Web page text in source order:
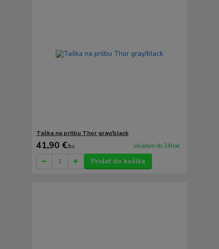
Taška na prilbu Thor gray/black
41,90 €/ks skladom do 24hod.
Pridať do košíka